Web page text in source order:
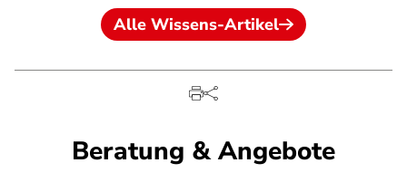
Alle Wissens-Artikel
Beratung & Angebote